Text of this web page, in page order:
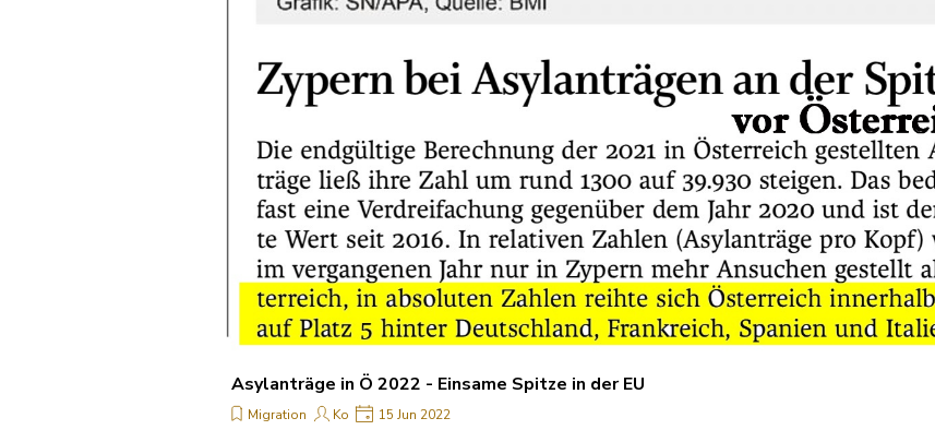
Asylanträge in Ö 2022 - Einsame Spitze in der EU
Migration Ko 15 Jun 2022